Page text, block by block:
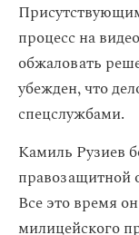
процесс на
обжаловать
убежден, что
спецслужбами.
Камиль Рузиев
правозащитной
Все это время
милицейского